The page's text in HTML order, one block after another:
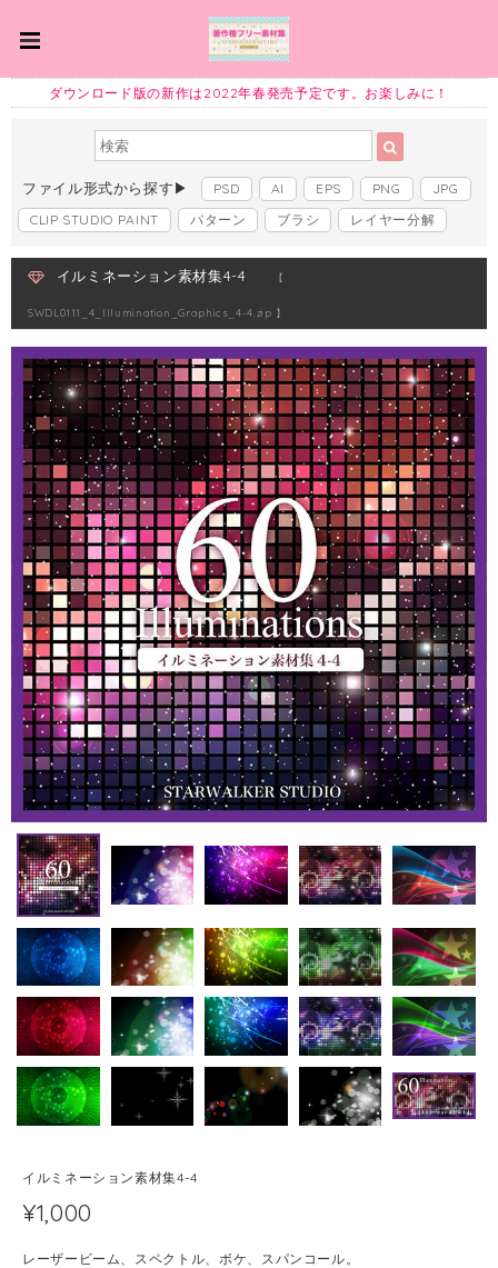
ダウンロード版の新作は2022年春発売予定です。お楽しみに！
ファイル形式から探す▶ PSD AI EPS PNG
JPG
CLIP STUDIO PAINT
パターン ブラシ レイヤー分解
イルミネーション素材集4-4 【
SWDL0111_4_Illumination_Graphics_4-4.zip 】
イルミネーション素材集4-4
¥1,000
レーザービーム、スペクトル、ボケ、スパンコール。